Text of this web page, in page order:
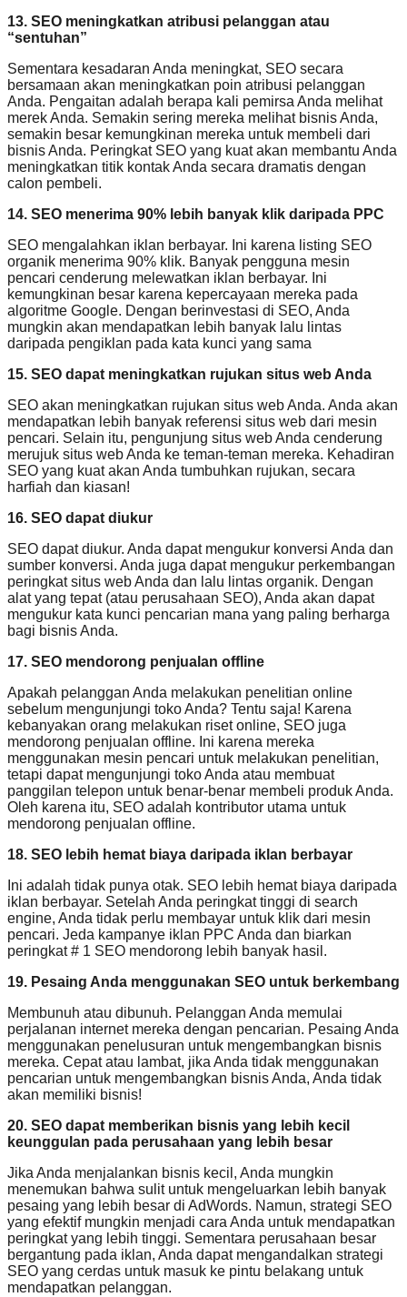
13. SEO meningkatkan atribusi pelanggan atau
“sentuhan”
Sementara kesadaran Anda meningkat, SEO secara
bersamaan akan meningkatkan poin atribusi pelanggan
Anda. Pengaitan adalah berapa kali pemirsa Anda melihat
merek Anda. Semakin sering mereka melihat bisnis Anda,
semakin besar kemungkinan mereka untuk membeli dari
bisnis Anda. Peringkat SEO yang kuat akan membantu Anda
meningkatkan titik kontak Anda secara dramatis dengan
calon pembeli.
14. SEO menerima 90% lebih banyak klik daripada PPC
SEO mengalahkan iklan berbayar. Ini karena listing SEO
organik menerima 90% klik. Banyak pengguna mesin
pencari cenderung melewatkan iklan berbayar. Ini
kemungkinan besar karena kepercayaan mereka pada
algoritme Google. Dengan berinvestasi di SEO, Anda
mungkin akan mendapatkan lebih banyak lalu lintas
daripada pengiklan pada kata kunci yang sama
15. SEO dapat meningkatkan rujukan situs web Anda
SEO akan meningkatkan rujukan situs web Anda. Anda akan
mendapatkan lebih banyak referensi situs web dari mesin
pencari. Selain itu, pengunjung situs web Anda cenderung
merujuk situs web Anda ke teman-teman mereka. Kehadiran
SEO yang kuat akan Anda tumbuhkan rujukan, secara
harfiah dan kiasan!
16. SEO dapat diukur
SEO dapat diukur. Anda dapat mengukur konversi Anda dan
sumber konversi. Anda juga dapat mengukur perkembangan
peringkat situs web Anda dan lalu lintas organik. Dengan
alat yang tepat (atau perusahaan SEO), Anda akan dapat
mengukur kata kunci pencarian mana yang paling berharga
bagi bisnis Anda.
17. SEO mendorong penjualan offline
Apakah pelanggan Anda melakukan penelitian online
sebelum mengunjungi toko Anda? Tentu saja! Karena
kebanyakan orang melakukan riset online, SEO juga
mendorong penjualan offline. Ini karena mereka
menggunakan mesin pencari untuk melakukan penelitian,
tetapi dapat mengunjungi toko Anda atau membuat
panggilan telepon untuk benar-benar membeli produk Anda.
Oleh karena itu, SEO adalah kontributor utama untuk
mendorong penjualan offline.
18. SEO lebih hemat biaya daripada iklan berbayar
Ini adalah tidak punya otak. SEO lebih hemat biaya daripada
iklan berbayar. Setelah Anda peringkat tinggi di search
engine, Anda tidak perlu membayar untuk klik dari mesin
pencari. Jeda kampanye iklan PPC Anda dan biarkan
peringkat # 1 SEO mendorong lebih banyak hasil.
19. Pesaing Anda menggunakan SEO untuk berkembang
Membunuh atau dibunuh. Pelanggan Anda memulai
perjalanan internet mereka dengan pencarian. Pesaing Anda
menggunakan penelusuran untuk mengembangkan bisnis
mereka. Cepat atau lambat, jika Anda tidak menggunakan
pencarian untuk mengembangkan bisnis Anda, Anda tidak
akan memiliki bisnis!
20. SEO dapat memberikan bisnis yang lebih kecil
keunggulan pada perusahaan yang lebih besar
Jika Anda menjalankan bisnis kecil, Anda mungkin
menemukan bahwa sulit untuk mengeluarkan lebih banyak
pesaing yang lebih besar di AdWords. Namun, strategi SEO
yang efektif mungkin menjadi cara Anda untuk mendapatkan
peringkat yang lebih tinggi. Sementara perusahaan besar
bergantung pada iklan, Anda dapat mengandalkan strategi
SEO yang cerdas untuk masuk ke pintu belakang untuk
mendapatkan pelanggan.